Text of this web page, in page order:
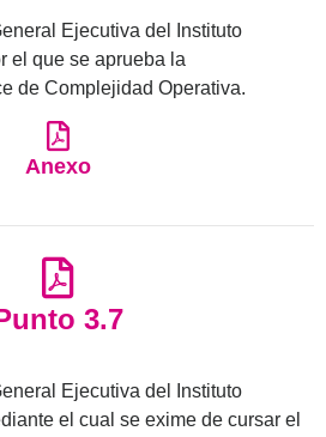
Ejecutiva del Instituto
el que se aprueba la
de Complejidad Operativa.
Anexo
3.7
Ejecutiva del Instituto
el cual se exime de cursar el